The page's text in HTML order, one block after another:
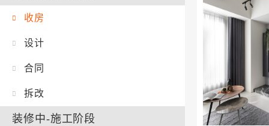
收房
设计
合同
拆改
装修中-施工阶段